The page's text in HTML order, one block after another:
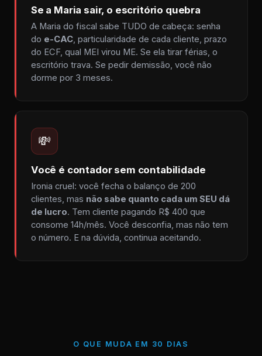
Se a Maria sair, o escritório quebra
A Maria do fiscal sabe TUDO de cabeça: senha
do e-CAC, particularidade de cada cliente, prazo
do ECF, qual MEI virou ME. Se ela tirar férias, o
escritório trava. Se pedir demissão, você não
dorme por 3 meses.
💸
Você é contador sem contabilidade
Ironia cruel: você fecha o balanço de 200
clientes, mas não sabe quanto cada um SEU dá
de lucro. Tem cliente pagando R$ 400 que
consome 14h/mês. Você desconfia, mas não tem
o número. E na dúvida, continua aceitando.
O QUE MUDA EM 30 DIAS